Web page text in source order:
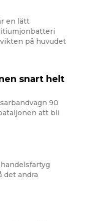
en lätt
på huvudet
snart helt
90
att bli
det andra